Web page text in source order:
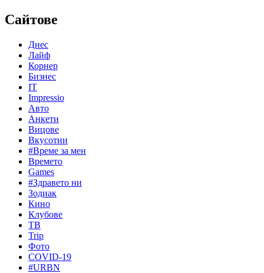
Сайтове
Днес
Лайф
Корнер
Бизнес
IT
Impressio
Авто
Анкети
Вицове
Вкусотии
#Време за мен
Времето
Games
#Здравето ни
Зодиак
Кино
Клубове
ТВ
Trip
Фото
COVID-19
#URBN